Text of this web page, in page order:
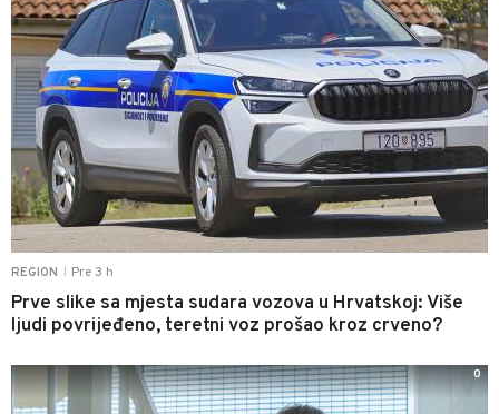
REGION Pre 3 h
Prve slike sa mjesta sudara vozova u Hrvatskoj: Više
ljudi povrijeđeno, teretni voz prošao kroz crveno?
0